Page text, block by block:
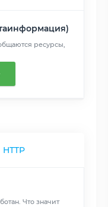
ресурсы,
Что значит